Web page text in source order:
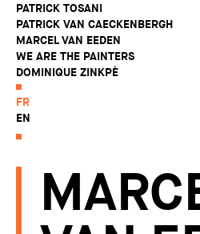
PATRICK TOSANI
PATRICK VAN CAECKENBERGH
MARCEL VAN EEDEN
WE ARE THE PAINTERS
DOMINIQUE ZINKPÈ
FR
EN